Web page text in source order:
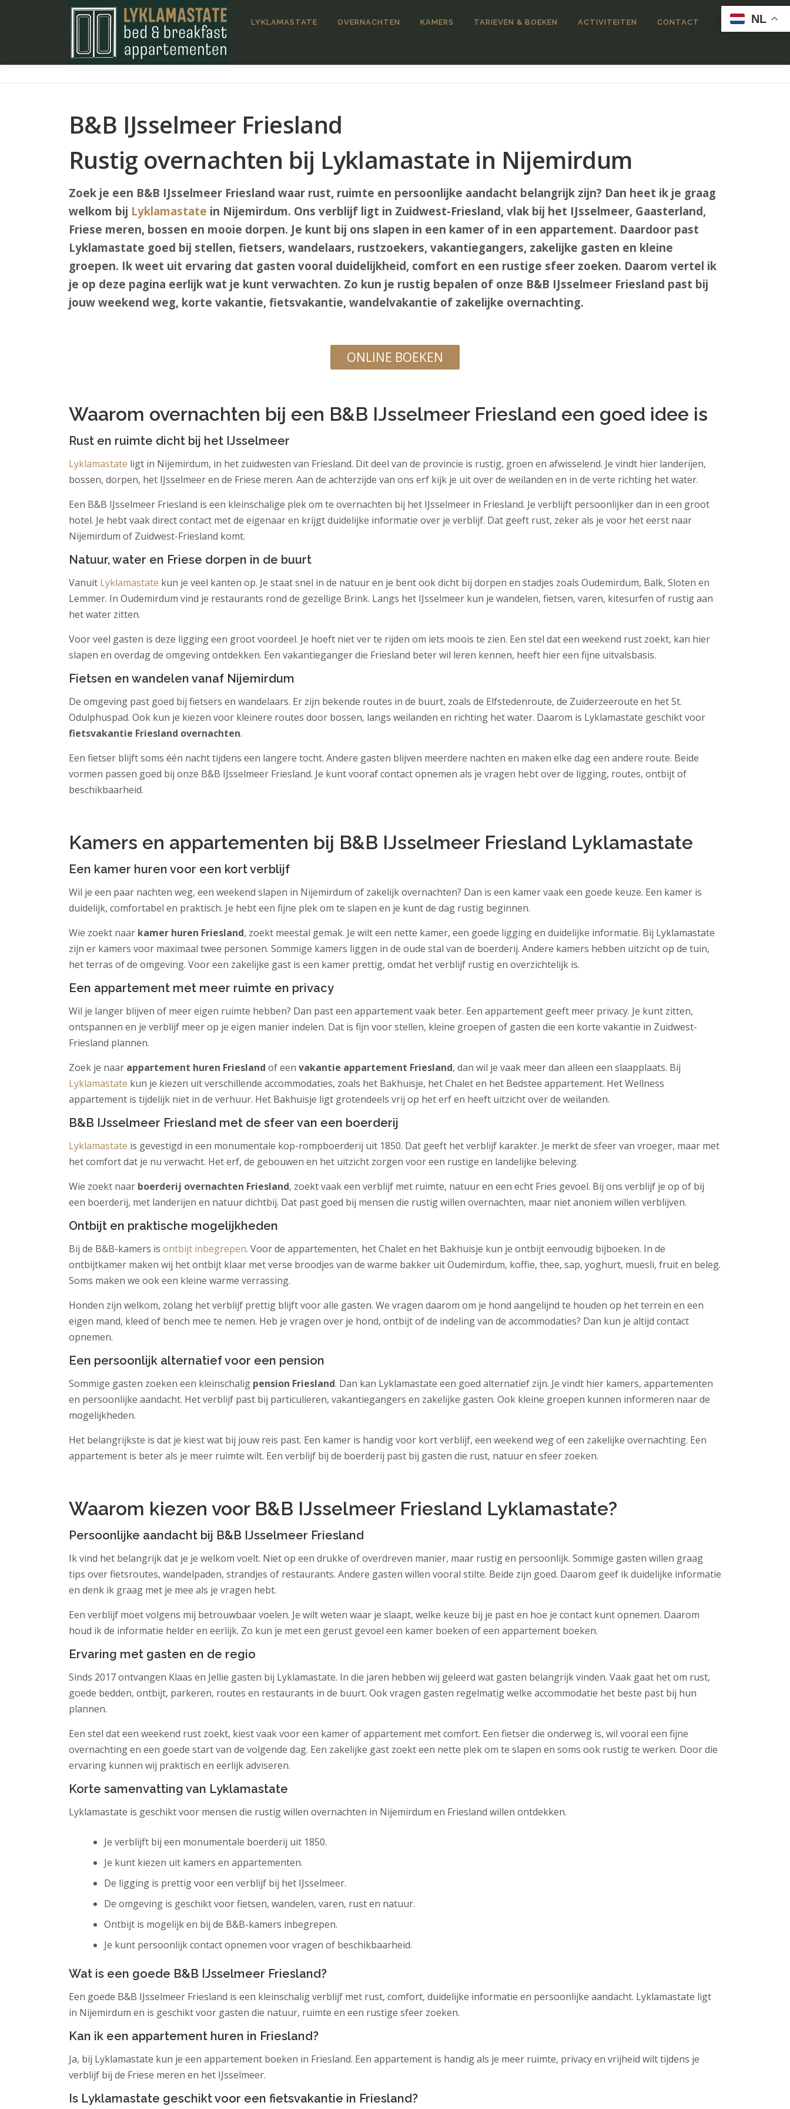
LYKLAMASTATE OVERNACHTEN KAMERS TARIEVEN & BOEKEN ACTIVITEITEN CONTACT NL
B&B IJsselmeer Friesland
Rustig overnachten bij Lyklamastate in Nijemirdum
Zoek je een B&B IJsselmeer Friesland waar rust, ruimte en persoonlijke aandacht belangrijk zijn? Dan heet ik je graag
welkom bij Lyklamastate in Nijemirdum. Ons verblijf ligt in Zuidwest-Friesland, vlak bij het IJsselmeer, Gaasterland,
Friese meren, bossen en mooie dorpen. Je kunt bij ons slapen in een kamer of in een appartement. Daardoor past
Lyklamastate goed bij stellen, fietsers, wandelaars, rustzoekers, vakantiegangers, zakelijke gasten en kleine
groepen. Ik weet uit ervaring dat gasten vooral duidelijkheid, comfort en een rustige sfeer zoeken. Daarom vertel ik
je op deze pagina eerlijk wat je kunt verwachten. Zo kun je rustig bepalen of onze B&B IJsselmeer Friesland past bij
jouw weekend weg, korte vakantie, fietsvakantie, wandelvakantie of zakelijke overnachting.
ONLINE BOEKEN
Waarom overnachten bij een B&B IJsselmeer Friesland een goed idee is
Rust en ruimte dicht bij het IJsselmeer
Lyklamastate ligt in Nijemirdum, in het zuidwesten van Friesland. Dit deel van de provincie is rustig, groen en afwisselend. Je vindt hier landerijen,
bossen, dorpen, het IJsselmeer en de Friese meren. Aan de achterzijde van ons erf kijk je uit over de weilanden en in de verte richting het water.
Een B&B IJsselmeer Friesland is een kleinschalige plek om te overnachten bij het IJsselmeer in Friesland. Je verblijft persoonlijker dan in een groot
hotel. Je hebt vaak direct contact met de eigenaar en krijgt duidelijke informatie over je verblijf. Dat geeft rust, zeker als je voor het eerst naar
Nijemirdum of Zuidwest-Friesland komt.
Natuur, water en Friese dorpen in de buurt
Vanuit Lyklamastate kun je veel kanten op. Je staat snel in de natuur en je bent ook dicht bij dorpen en stadjes zoals Oudemirdum, Balk, Sloten en
Lemmer. In Oudemirdum vind je restaurants rond de gezellige Brink. Langs het IJsselmeer kun je wandelen, fietsen, varen, kitesurfen of rustig aan
het water zitten.
Voor veel gasten is deze ligging een groot voordeel. Je hoeft niet ver te rijden om iets moois te zien. Een stel dat een weekend rust zoekt, kan hier
slapen en overdag de omgeving ontdekken. Een vakantieganger die Friesland beter wil leren kennen, heeft hier een fijne uitvalsbasis.
Fietsen en wandelen vanaf Nijemirdum
De omgeving past goed bij fietsers en wandelaars. Er zijn bekende routes in de buurt, zoals de Elfstedenroute, de Zuiderzeeroute en het St.
Odulphuspad. Ook kun je kiezen voor kleinere routes door bossen, langs weilanden en richting het water. Daarom is Lyklamastate geschikt voor
fietsvakantie Friesland overnachten.
Een fietser blijft soms één nacht tijdens een langere tocht. Andere gasten blijven meerdere nachten en maken elke dag een andere route. Beide
vormen passen goed bij onze B&B IJsselmeer Friesland. Je kunt vooraf contact opnemen als je vragen hebt over de ligging, routes, ontbijt of
beschikbaarheid.
Kamers en appartementen bij B&B IJsselmeer Friesland Lyklamastate
Een kamer huren voor een kort verblijf
Wil je een paar nachten weg, een weekend slapen in Nijemirdum of zakelijk overnachten? Dan is een kamer vaak een goede keuze. Een kamer is
duidelijk, comfortabel en praktisch. Je hebt een fijne plek om te slapen en je kunt de dag rustig beginnen.
Wie zoekt naar kamer huren Friesland, zoekt meestal gemak. Je wilt een nette kamer, een goede ligging en duidelijke informatie. Bij Lyklamastate
zijn er kamers voor maximaal twee personen. Sommige kamers liggen in de oude stal van de boerderij. Andere kamers hebben uitzicht op de tuin,
het terras of de omgeving. Voor een zakelijke gast is een kamer prettig, omdat het verblijf rustig en overzichtelijk is.
Een appartement met meer ruimte en privacy
Wil je langer blijven of meer eigen ruimte hebben? Dan past een appartement vaak beter. Een appartement geeft meer privacy. Je kunt zitten,
ontspannen en je verblijf meer op je eigen manier indelen. Dat is fijn voor stellen, kleine groepen of gasten die een korte vakantie in Zuidwest-
Friesland plannen.
Zoek je naar appartement huren Friesland of een vakantie appartement Friesland, dan wil je vaak meer dan alleen een slaapplaats. Bij
Lyklamastate kun je kiezen uit verschillende accommodaties, zoals het Bakhuisje, het Chalet en het Bedstee appartement. Het Wellness
appartement is tijdelijk niet in de verhuur. Het Bakhuisje ligt grotendeels vrij op het erf en heeft uitzicht over de weilanden.
B&B IJsselmeer Friesland met de sfeer van een boerderij
Lyklamastate is gevestigd in een monumentale kop-rompboerderij uit 1850. Dat geeft het verblijf karakter. Je merkt de sfeer van vroeger, maar met
het comfort dat je nu verwacht. Het erf, de gebouwen en het uitzicht zorgen voor een rustige en landelijke beleving.
Wie zoekt naar boerderij overnachten Friesland, zoekt vaak een verblijf met ruimte, natuur en een echt Fries gevoel. Bij ons verblijf je op of bij
een boerderij, met landerijen en natuur dichtbij. Dat past goed bij mensen die rustig willen overnachten, maar niet anoniem willen verblijven.
Ontbijt en praktische mogelijkheden
Bij de B&B-kamers is ontbijt inbegrepen. Voor de appartementen, het Chalet en het Bakhuisje kun je ontbijt eenvoudig bijboeken. In de
ontbijtkamer maken wij het ontbijt klaar met verse broodjes van de warme bakker uit Oudemirdum, koffie, thee, sap, yoghurt, muesli, fruit en beleg.
Soms maken we ook een kleine warme verrassing.
Honden zijn welkom, zolang het verblijf prettig blijft voor alle gasten. We vragen daarom om je hond aangelijnd te houden op het terrein en een
eigen mand, kleed of bench mee te nemen. Heb je vragen over je hond, ontbijt of de indeling van de accommodaties? Dan kun je altijd contact
opnemen.
Een persoonlijk alternatief voor een pension
Sommige gasten zoeken een kleinschalig pension Friesland. Dan kan Lyklamastate een goed alternatief zijn. Je vindt hier kamers, appartementen
en persoonlijke aandacht. Het verblijf past bij particulieren, vakantiegangers en zakelijke gasten. Ook kleine groepen kunnen informeren naar de
mogelijkheden.
Het belangrijkste is dat je kiest wat bij jouw reis past. Een kamer is handig voor kort verblijf, een weekend weg of een zakelijke overnachting. Een
appartement is beter als je meer ruimte wilt. Een verblijf bij de boerderij past bij gasten die rust, natuur en sfeer zoeken.
Waarom kiezen voor B&B IJsselmeer Friesland Lyklamastate?
Persoonlijke aandacht bij B&B IJsselmeer Friesland
Ik vind het belangrijk dat je je welkom voelt. Niet op een drukke of overdreven manier, maar rustig en persoonlijk. Sommige gasten willen graag
tips over fietsroutes, wandelpaden, strandjes of restaurants. Andere gasten willen vooral stilte. Beide zijn goed. Daarom geef ik duidelijke informatie
en denk ik graag met je mee als je vragen hebt.
Een verblijf moet volgens mij betrouwbaar voelen. Je wilt weten waar je slaapt, welke keuze bij je past en hoe je contact kunt opnemen. Daarom
houd ik de informatie helder en eerlijk. Zo kun je met een gerust gevoel een kamer boeken of een appartement boeken.
Ervaring met gasten en de regio
Sinds 2017 ontvangen Klaas en Jellie gasten bij Lyklamastate. In die jaren hebben wij geleerd wat gasten belangrijk vinden. Vaak gaat het om rust,
goede bedden, ontbijt, parkeren, routes en restaurants in de buurt. Ook vragen gasten regelmatig welke accommodatie het beste past bij hun
plannen.
Een stel dat een weekend rust zoekt, kiest vaak voor een kamer of appartement met comfort. Een fietser die onderweg is, wil vooral een fijne
overnachting en een goede start van de volgende dag. Een zakelijke gast zoekt een nette plek om te slapen en soms ook rustig te werken. Door die
ervaring kunnen wij praktisch en eerlijk adviseren.
Korte samenvatting van Lyklamastate
Lyklamastate is geschikt voor mensen die rustig willen overnachten in Nijemirdum en Friesland willen ontdekken.
Je verblijft bij een monumentale boerderij uit 1850.
Je kunt kiezen uit kamers en appartementen.
De ligging is prettig voor een verblijf bij het IJsselmeer.
De omgeving is geschikt voor fietsen, wandelen, varen, rust en natuur.
Ontbijt is mogelijk en bij de B&B-kamers inbegrepen.
Je kunt persoonlijk contact opnemen voor vragen of beschikbaarheid.
Wat is een goede B&B IJsselmeer Friesland?
Een goede B&B IJsselmeer Friesland is een kleinschalig verblijf met rust, comfort, duidelijke informatie en persoonlijke aandacht. Lyklamastate ligt
in Nijemirdum en is geschikt voor gasten die natuur, ruimte en een rustige sfeer zoeken.
Kan ik een appartement huren in Friesland?
Ja, bij Lyklamastate kun je een appartement boeken in Friesland. Een appartement is handig als je meer ruimte, privacy en vrijheid wilt tijdens je
verblijf bij de Friese meren en het IJsselmeer.
Is Lyklamastate geschikt voor een fietsvakantie in Friesland?